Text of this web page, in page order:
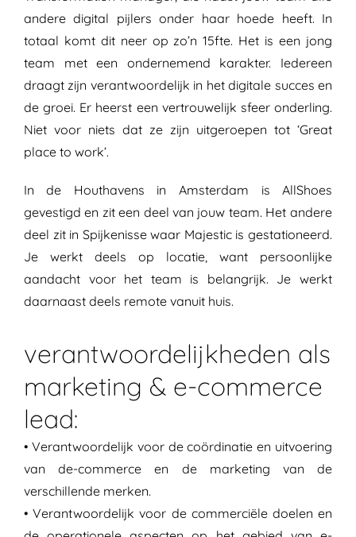
andere digital pijlers onder haar hoede heeft. In
totaal komt dit neer op zo’n 15fte. Het is een jong
team met een ondernemend karakter. Iedereen
draagt zijn verantwoordelijk in het digitale succes en
de groei. Er heerst een vertrouwelijk sfeeronderling.
Niet voor niets dat ze zijn uitgeroepen tot‘Great
place to work’.
In de Houthavens in Amsterdam isAllShoes
gevestigd en zit een deel van jouw team. Het andere
deel zit in Spijkenisse waar Majestic is gestationeerd.
Je werkt deels op locatie, want persoonlijke
aandacht voor het team is belangrijk. Je werkt
daarnaast deels remote vanuit huis.
verantwoordelijkheden als
marketing & e-commerce
lead:
• Verantwoordelijk voor de coördinatie en uitvoering
van de-commerce en de marketing van de
verschillende merken.
•Verantwoordelijk voor de commerciële doelen en